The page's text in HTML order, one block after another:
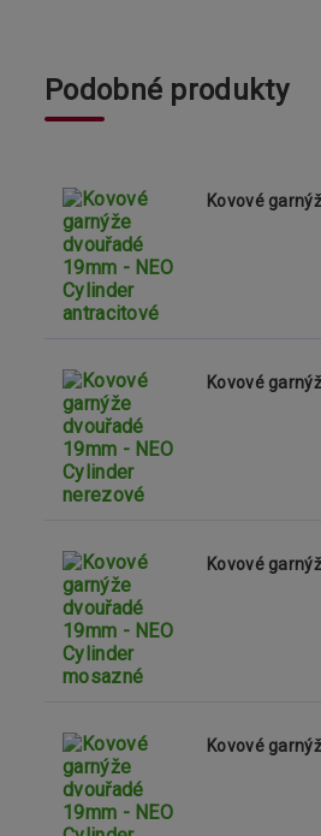
Podobné produkty
Kovové
Kovové
Kovové
Kovové